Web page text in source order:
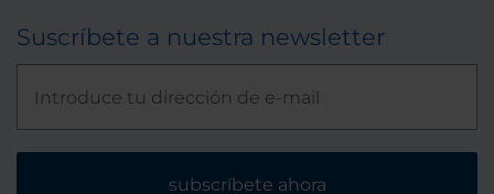
Suscríbete a nuestra newsletter
subscríbete ahora